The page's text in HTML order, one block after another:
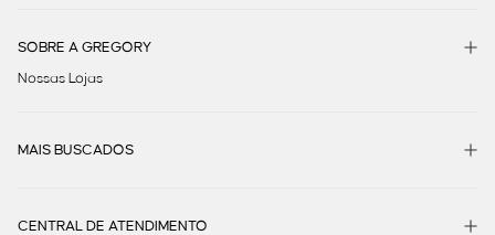
SOBRE A GREGORY
Nossas Lojas
MAIS BUSCADOS
CENTRAL DE ATENDIMENTO